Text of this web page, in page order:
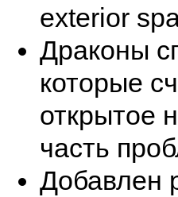
exterior
Драконы
которые
открытое
часть
Добавлен